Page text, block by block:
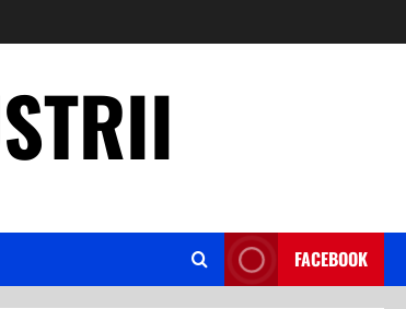
FACEBOOK